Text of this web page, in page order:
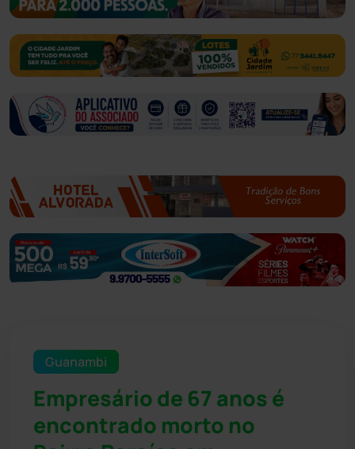
Guanambi
Empresário de 67 anos é
encontrado morto no